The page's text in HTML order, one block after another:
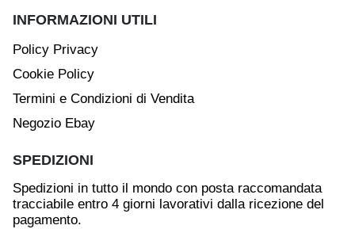
INFORMAZIONI UTILI
Policy Privacy
Cookie Policy
Termini e Condizioni di Vendita
Negozio Ebay
SPEDIZIONI
Spedizioni in tutto il mondo con posta raccomandata
tracciabile entro 4 giorni lavorativi dalla ricezione del
pagamento.